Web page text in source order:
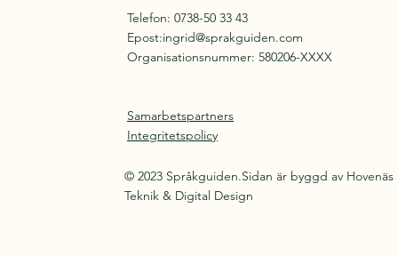
Telefon: 0738-50 33 43
Epost:ingrid@sprakguiden.com
Organisationsnummer: 580206-XXXX
Samarbetspartners
Integritetspolicy
© 2023 Språkguiden.Sidan är byggd av Hovenäs
Teknik & Digital Design